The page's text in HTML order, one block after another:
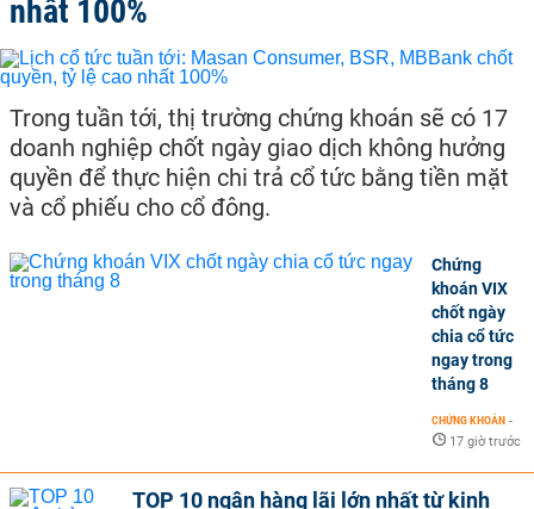
nhất 100%
Trong tuần tới, thị trường chứng khoán sẽ có 17
doanh nghiệp chốt ngày giao dịch không hưởng
quyền để thực hiện chi trả cổ tức bằng tiền mặt
và cổ phiếu cho cổ đông.
Chứng
khoán VIX
chốt ngày
chia cổ tức
ngay trong
tháng 8
CHỨNG KHOÁN -
17 giờ trước
TOP 10 ngân hàng lãi lớn nhất từ kinh